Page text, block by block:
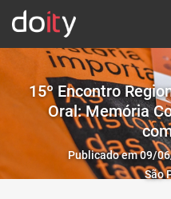
15º Encontro
Oral: Memória
Publicado em 09/
São